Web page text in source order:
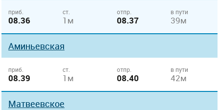
приб.
08.36
ст.
1м
отпр.
08.37
в пути
39м
Аминьевская
приб.
08.39
ст.
1м
отпр.
08.40
в пути
42м
Матвеевское